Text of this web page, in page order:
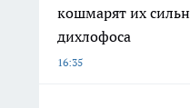
кошмарят их
дихлофоса
16:35